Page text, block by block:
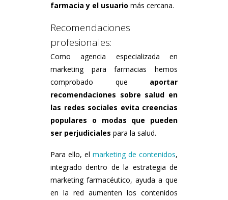
farmacia y el usuario más cercana.
Recomendaciones
profesionales:
Como agencia especializada en
marketing para farmacias hemos
comprobado que aportar
recomendaciones sobre salud en
las redes sociales evita creencias
populares o modas que pueden
ser perjudiciales para la salud.
Para ello, el marketing de contenidos,
integrado dentro de la estrategia de
marketing farmacéutico, ayuda a que
en la red aumenten los contenidos